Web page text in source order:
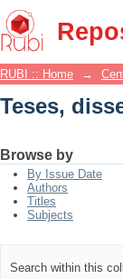
Teses,
RUBI :: Home →
Teses,
Browse by
By Issue Date
Authors
Titles
Subjects
Search within this